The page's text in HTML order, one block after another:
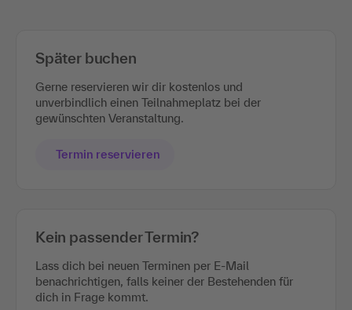
Später buchen
Gerne reservieren wir dir kostenlos und
unverbindlich einen Teilnahmeplatz bei der
gewünschten Veranstaltung.
Termin reservieren
Kein passender Termin?
Lass dich bei neuen Terminen per E-Mail
benachrichtigen, falls keiner der Bestehenden für
dich in Frage kommt.